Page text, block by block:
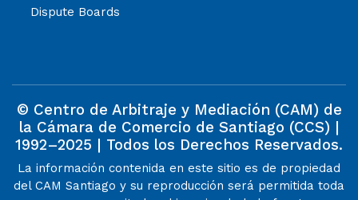
Dispute Boards
© Centro de Arbitraje y Mediación (CAM) de
la Cámara de Comercio de Santiago (CCS) |
1992–2025 | Todos los Derechos Reservados.
La información contenida en este sitio es de propiedad
del CAM Santiago y su reproducción será permitida toda